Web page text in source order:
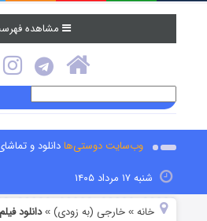
مشاهده
وب‌سایت دوستی‌هادانلود و
شنبه ۱۷ مرداد ۱۴۰۵
خانه »خارجی (به زودی) »دانلود